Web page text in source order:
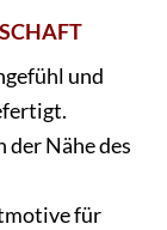
und
der Nähe des
für